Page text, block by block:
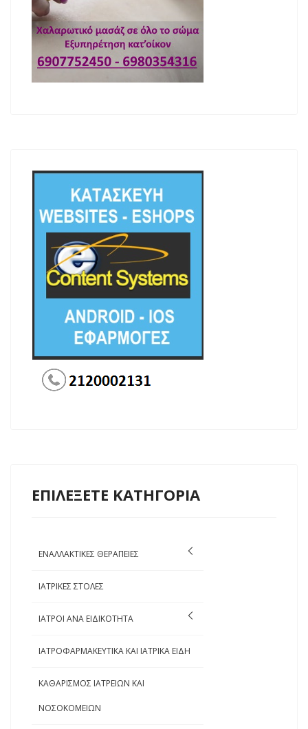
ΕΠΙΛΕΞΕΤΕ ΚΑΤΗΓΟΡΙΑ
ΕΝΑΛΛΑΚΤΙΚΕΣ ΘΕΡΑΠΕΙΕΣ
ΙΑΤΡΙΚΕΣ ΣΤΟΛΕΣ
ΙΑΤΡΟΙ ΑΝΑ ΕΙΔΙΚΟΤΗΤΑ
ΙΑΤΡΟΦΑΡΜΑΚΕΥΤΙΚΑ ΚΑΙ ΙΑΤΡΙΚΑ ΕΙΔΗ
ΚΑΘΑΡΙΣΜΟΣ ΙΑΤΡΕΙΩΝ ΚΑΙ
ΝΟΣΟΚΟΜΕΙΩΝ